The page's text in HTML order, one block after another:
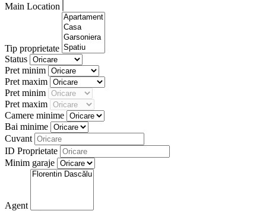
Main Location
Tip proprietate
Status
Pret minim
Pret maxim
Pret minim
Pret maxim
Camere minime
Bai minime
Cuvant
ID Proprietate
Minim garaje
Agent